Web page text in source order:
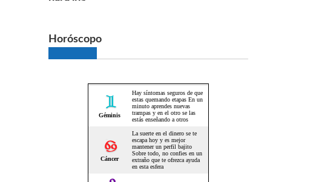
Horóscopo